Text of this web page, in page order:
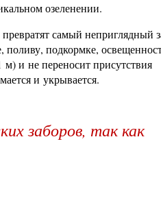
озеленении.
самый неприглядный
поливу, подкормке,
и не переносит присутствия
и укрывается.
заборов, так как